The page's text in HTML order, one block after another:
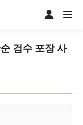
검수 포장 사